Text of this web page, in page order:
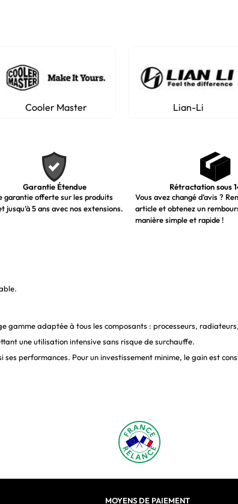
Cooler Master
Lian-Li
Garantie Étendue
garantie offerte sur les produits
jusqu’à 5 ans avec nos extensions.
Rétractation sous
Vous avez changé d’avis ?
article et obtenez un
manière simple et rapide !
gamme adaptée à tous les composants : processeurs,
une utilisation intensive sans risque de surchauffe.
performances. Pour un investissement minime, le gain est
constant et fiable.
soumises à de fortes températures.
MOYENS DE PAIEMENT